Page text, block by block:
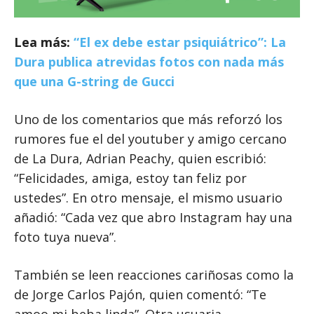
Lea más: “El ex debe estar psiquiátrico”: La
Dura publica atrevidas fotos con nada más
que una G-string de Gucci
Uno de los comentarios que más reforzó los
rumores fue el del youtuber y amigo cercano
de La Dura, Adrian Peachy, quien escribió:
“Felicidades, amiga, estoy tan feliz por
ustedes”. En otro mensaje, el mismo usuario
añadió: “Cada vez que abro Instagram hay una
foto tuya nueva”.
También se leen reacciones cariñosas como la
de Jorge Carlos Pajón, quien comentó: “Te